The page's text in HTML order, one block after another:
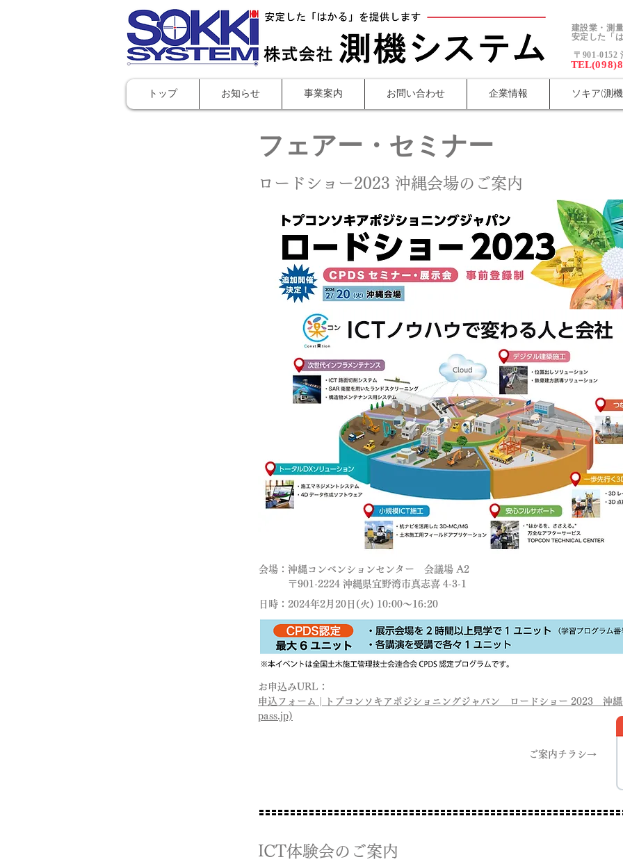
建設業・測
安定した「
〒901-0152
TEL(
トップ お知らせ 事業案内 お問い合わせ 企業情報 ソキア(測
フェアー・セミナー
ロードショー2023 沖縄会場のご案内
会場：沖縄コンベンションセンター 会議場 A2
​ 〒901-2224 沖縄県宜野湾市真志喜 4-3-1
日時：2024年2月20日(火) 10:00～16:20
ご案内チラシ→
お申込みURL：
申込フォーム | トプコンソキアポジショニングジャパン ロードショー 2023 沖
pass.jp)
ICT体験会のご案内